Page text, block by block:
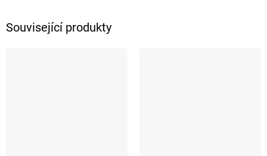
Související produkty